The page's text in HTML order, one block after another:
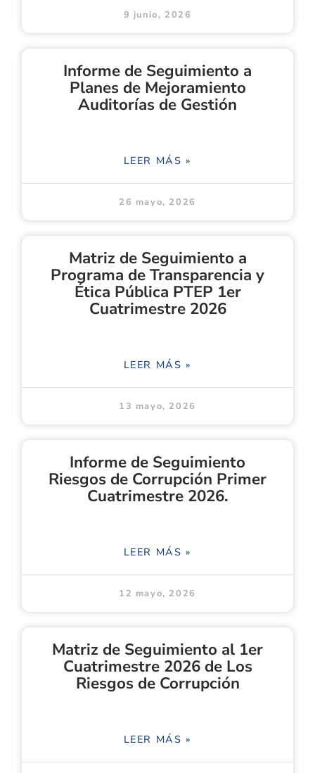
9 junio, 2026
Informe de Seguimiento a
Planes de Mejoramiento
Auditorías de Gestión
LEER MÁS »
26 mayo, 2026
Matriz de Seguimiento a
Programa de Transparencia y
Ética Pública PTEP 1er
Cuatrimestre 2026
LEER MÁS »
13 mayo, 2026
Informe de Seguimiento
Riesgos de Corrupción Primer
Cuatrimestre 2026.
LEER MÁS »
12 mayo, 2026
Matriz de Seguimiento al 1er
Cuatrimestre 2026 de Los
Riesgos de Corrupción
LEER MÁS »